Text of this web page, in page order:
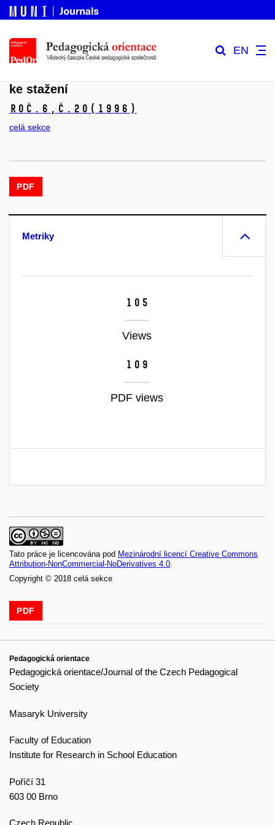
EN
ke stažení
Roč.6, č.20 (1996)
celá sekce
PDF
Metriky
105
Views
109
PDF views
Tato práce je licencována pod Mezinárodní licencí Creative Commons
Attribution-NonCommercial-NoDerivatives 4.0.
Copyright © 2018 celá sekce
PDF
Pedagogická orientace
Pedagogická orientace/Journal of the Czech Pedagogical
Society
Masaryk University
Faculty of Education
Institute for Research in School Education
Poříčí 31
603 00 Brno